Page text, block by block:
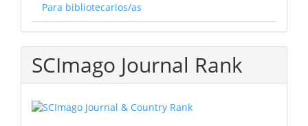
Para bibliotecarios/as
SCImago Journal Rank